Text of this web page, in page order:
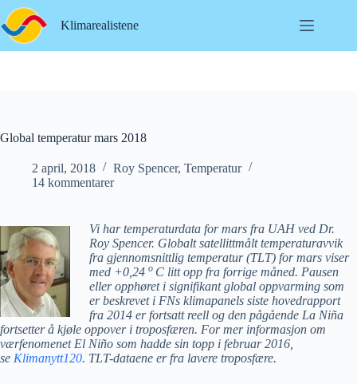
Hopp
til
innholdet
Klimarealistene
Global temperatur mars 2018
2 april, 2018 Roy Spencer, Temperatur
14 kommentarer
Vi har temperaturdata for mars fra UAH ved Dr.
Roy Spencer. Globalt satellittmålt temperaturavvik
fra gjennomsnittlig temperatur (TLT) for mars viser
med +0,24 o C litt opp fra forrige måned. Pausen
eller opphøret i signifikant global oppvarming som
er beskrevet i FNs klimapanels siste hovedrapport
fra 2014 er fortsatt reell og den pågående La Niña
fortsetter å kjøle oppover i troposfæren. For mer informasjon om
værfenomenet El Niño som hadde sin topp i februar 2016,
se Klimanytt120. TLT-dataene er fra lavere troposfære.